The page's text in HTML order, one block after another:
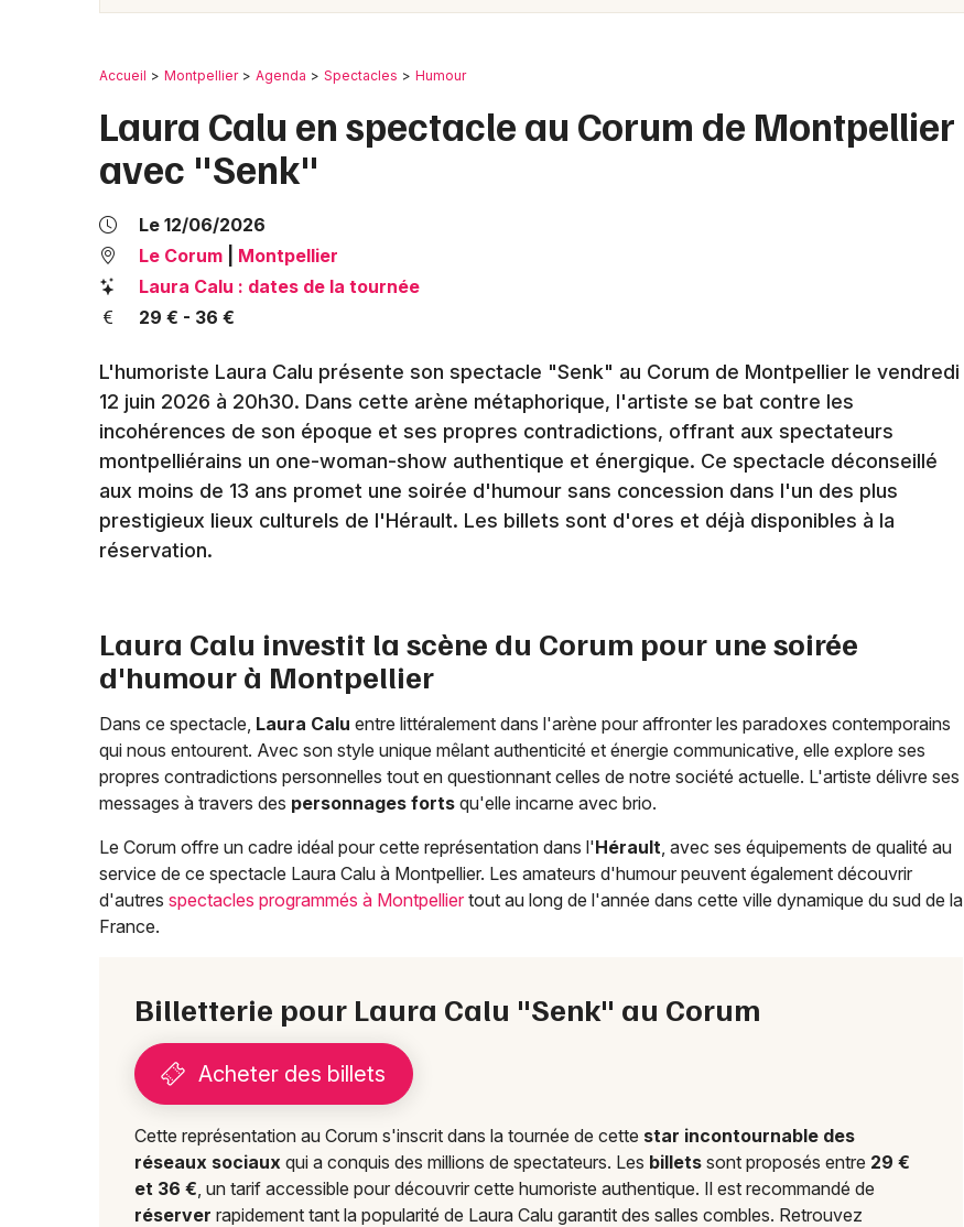
Humour dans l' Hérault
Humour en Languedoc-Roussillon
Humour en Occitanie
Artistes en tournée
Actus à Montpellier
Magazine à Montpellier
Mon email
Je m'abonne
Mulhouse
Nice
Accueil Montpellier Agenda Spectacles Humour
Laura Calu en spectacle au Corum de Montpellier
avec "Senk"
Le 12/06/2026
Le Corum
Montpellier
Laura Calu : dates de la tournée
29 € - 36 €
L'humoriste Laura Calu présente son spectacle "Senk" au Corum de Montpellier le vendredi
12 juin 2026 à 20h30. Dans cette arène métaphorique, l'artiste se bat contre les
incohérences de son époque et ses propres contradictions, offrant aux spectateurs
montpelliérains un one-woman-show authentique et énergique. Ce spectacle déconseillé
aux moins de 13 ans promet une soirée d'humour sans concession dans l'un des plus
prestigieux lieux culturels de l'Hérault. Les billets sont d'ores et déjà disponibles à la
réservation.
Laura Calu investit la scène du Corum pour une soirée
d'humour à Montpellier
Dans ce spectacle, Laura Calu entre littéralement dans l'arène pour affronter les paradoxes contemporains
qui nous entourent. Avec son style unique mêlant authenticité et énergie communicative, elle explore ses
propres contradictions personnelles tout en questionnant celles de notre société actuelle. L'artiste délivre ses
messages à travers des personnages forts qu'elle incarne avec brio.
Le Corum offre un cadre idéal pour cette représentation dans l'Hérault, avec ses équipements de qualité au
service de ce spectacle Laura Calu à Montpellier. Les amateurs d'humour peuvent également découvrir
d'autres spectacles programmés à Montpellier tout au long de l'année dans cette ville dynamique du sud de la
France.
Billetterie pour Laura Calu "Senk" au Corum
Acheter des billets
Cette représentation au Corum s'inscrit dans la tournée de cette star incontournable des
réseaux sociaux qui a conquis des millions de spectateurs. Les billets sont proposés entre 29 €
et 36 €, un tarif accessible pour découvrir cette humoriste authentique. Il est recommandé de
réserver rapidement tant la popularité de Laura Calu garantit des salles combles. Retrouvez